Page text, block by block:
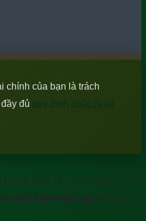
chính của bạn là trách
đủ quy định pháp lý tại
trong thực tế, có không ít nhà
phổ biến hiện nay mà bạn